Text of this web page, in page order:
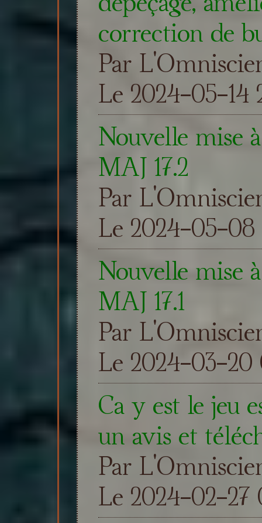
correction de
Par
Le 2024-05-14
Nouvelle mise
MAJ 17.2
Par
Le 2024-05-08
Nouvelle mise
MAJ 17.1
Par
Le 2024-03-20
Ca y est le jeu
un avis et
Par
Le 2024-02-27